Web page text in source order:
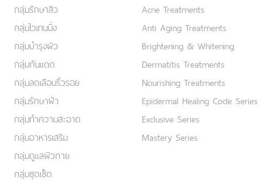
กลุ่มรักษาสิว
กลุ่มไวเทนนิ่ง
กลุ่มบำรุงผิว
กลุ่มกันแดด
กลุ่มลดเลือนริ้วรอย
กลุ่มรักษาฝ้า
กลุ่มทำความสะอาด
กลุ่มอาหารเสริม
กลุ่มดูแลผิวกาย
กลุ่มชุดเซ็ต
Acne Treatments
Anti Aging Treatments
Brightening & Whitening
Dermatitis Treatments
Nourishing Treatments
Epidermal Healing Code Series
Exclusive Series
Mastery Series